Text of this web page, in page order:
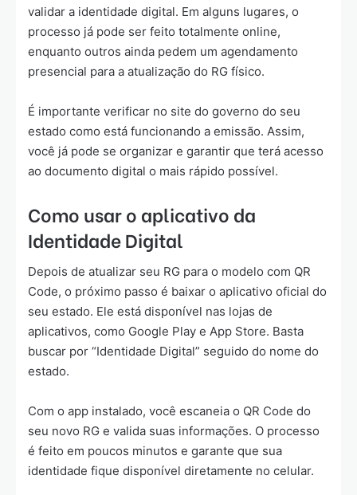
validar a identidade digital. Em alguns lugares, o
processo já pode ser feito totalmente online,
enquanto outros ainda pedem um agendamento
presencial para a atualização do RG físico.
É importante verificar no site do governo do seu
estado como está funcionando a emissão. Assim,
você já pode se organizar e garantir que terá acesso
ao documento digital o mais rápido possível.
Como usar o aplicativo da
Identidade Digital
Depois de atualizar seu RG para o modelo com QR
Code, o próximo passo é baixar o aplicativo oficial do
seu estado. Ele está disponível nas lojas de
aplicativos, como Google Play e App Store. Basta
buscar por “Identidade Digital” seguido do nome do
estado.
Com o app instalado, você escaneia o QR Code do
seu novo RG e valida suas informações. O processo
é feito em poucos minutos e garante que sua
identidade fique disponível diretamente no celular.